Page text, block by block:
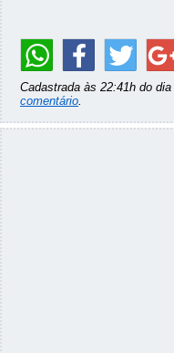
Cadastrada às 22:41h do dia
comentário.